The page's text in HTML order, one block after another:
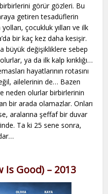
görür gözleri. Bu
getiren tesadüflerin
çocukluk yılları ve ilk
bir kaç kez daha kesişir.
büyük değişikliklere sebep
ya da ilk kalp kırıklığı…
hayatlarının rotasını
ailelerinin de… Bazen
neden olurlar birbirlerinin
bir arada olamazlar. Onları
aralarına şeffaf bir duvar
Ta ki 25 sene sonra,
Is Good) – 2013